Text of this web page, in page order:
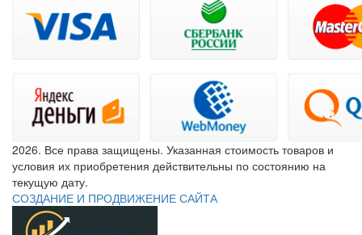
2026. Все права защищены. Указанная стоимость товаров и
условия их приобретения действительны по состоянию на
текущую дату.
СОЗДАНИЕ И ПРОДВИЖЕНИЕ САЙТА